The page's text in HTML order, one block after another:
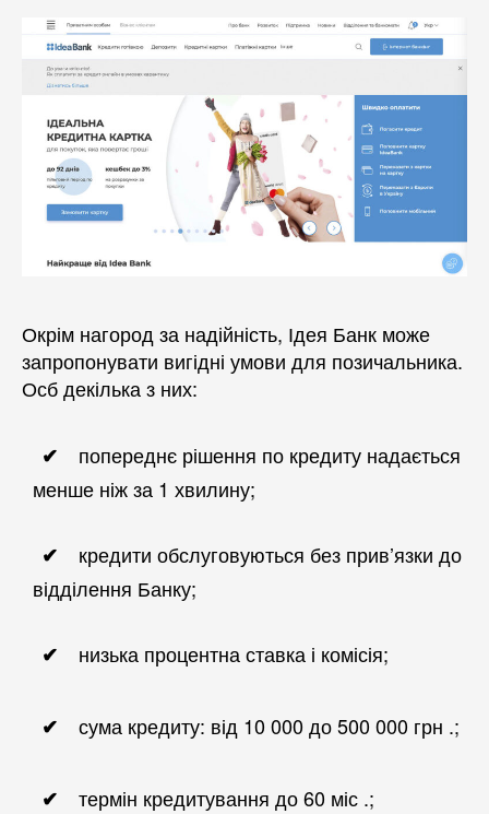
Окрім нагород за надійність, Ідея Банк може
запропонувати вигідні умови для позичальника.
Осб декілька з них:
попереднє рішення по кредиту надається
менше ніж за 1 хвилину;
кредити обслуговуються без прив’язки до
відділення Банку;
низька процентна ставка і комісія;
сума кредиту: від 10 000 до 500 000 грн .;
термін кредитування до 60 міс .;